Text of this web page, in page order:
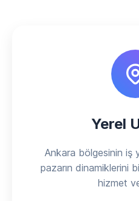
Yerel
Ankara bölgesinin iş
pazarın dinamiklerini
hizmet